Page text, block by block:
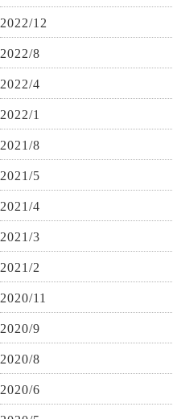
2022/12
2022/8
2022/4
2022/1
2021/8
2021/5
2021/4
2021/3
2021/2
2020/11
2020/9
2020/8
2020/6